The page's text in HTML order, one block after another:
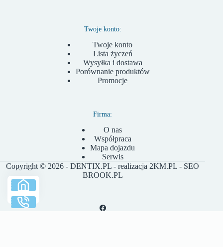
Twoje konto:
Twoje konto
Lista życzeń
Wysyłka i dostawa
Porównanie produktów
Promocje
Firma:
O nas
Współpraca
Mapa dojazdu
Serwis
Copyright © 2026 - DENTIX.PL - realizacja 2KM.PL - SEO
BROOK.PL